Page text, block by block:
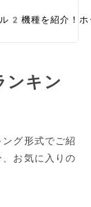
2機種を紹介！
ンキン
グ形式でご紹
お気に入りの